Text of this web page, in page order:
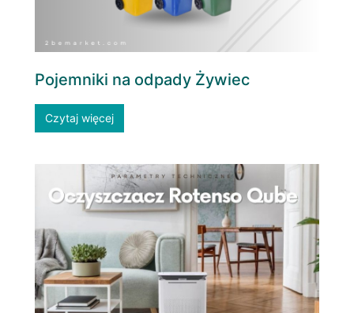
Pojemniki na odpady Żywiec
Czytaj więcej